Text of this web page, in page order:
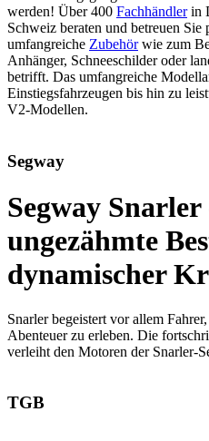
werden! Über 400 Fachhändlerin
Schweiz beraten und betreuen Sie
umfangreiche Zubehörwie zum
Anhänger, Schneeschilder oder
betrifft. Das umfangreiche
Einstiegsfahrzeugen bis hin zu
V2-Modellen.
Segway
Segway Snarler
ungezähmte
dynamischer
Snarler begeistert vor allem
Abenteuer zu erleben. Die
verleiht den Motoren der Snarler-
TGB